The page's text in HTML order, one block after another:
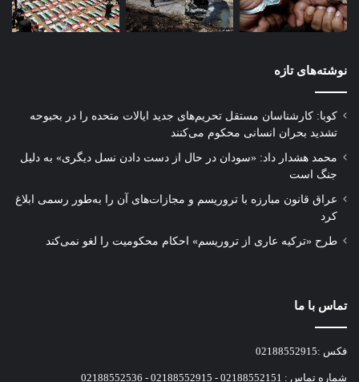
نوشته‌های تازه
کوبا: کارشناسان مستقل تحریم‌های جدید ایالات متحده را در بحبوحه
تشدید بحران انسانی محکوم می‌کنند
محمد هشدار داد: «سودان در حال از دست دادن نسل دیگری» به دلیل
جنگ است
عراق قانون مبارزه با تروریسم و مجازات‌های آن را به‌طور رسمی ابلاغ
کرد
طرح «ترکیه عاری از تروریسم» احکام محکومیت را لغو نمی‌کند
تماس با ما
فکس :02188552915
شماره تماس : 02188552151 - 02188552915 - 02188552536